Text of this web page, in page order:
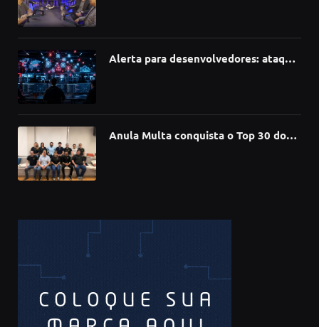
Alerta para desenvolvedores: ataque
Anula Multa conquista o Top 30 do